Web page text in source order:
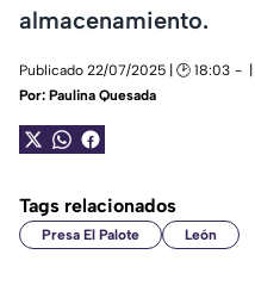
almacenamiento.
Publicado 22/07/2025 | 🕑 18:03
Por: Paulina Quesada
Tags relacionados
Presa El Palote León